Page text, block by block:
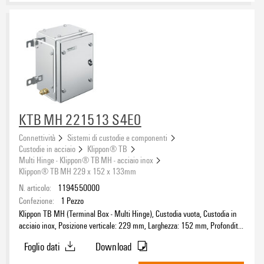
IP65 (27)
IP65 con custodia corrispondente
IP67 (447)
IP68(82)
Type 1(11)
Type 12 (523)
Type 4 (153)
Type 4X(674)
Condizioni di omologazione
ATEX(462)
CCC(392)
CCoE(327)
CE(6)
cULus (518)
DNV(485)
GL(32)
INMETRO (462)
Norme
A norma DIN EN 60715
DIN 4102-12(25)
DIN EN 15085-2 (384)
KTB MH 221513 S4E0
Connettività
Sistemi di custodie e componenti
Custodie in acciaio
Klippon® TB
Multi Hinge - Klippon® TB MH - acciaio inox
Klippon® TB MH 229 x 152 x 133mm
N. articolo:
1194550000
Confezione:
1 Pezzo
Klippon TB MH (Terminal Box - Multi Hinge), Custodia vuota, Custodia in
acciaio inox, Posizione verticale: 229 mm, Larghezza: 152 mm, Profondità:
elettrochimica, argento
Foglio dati
Download